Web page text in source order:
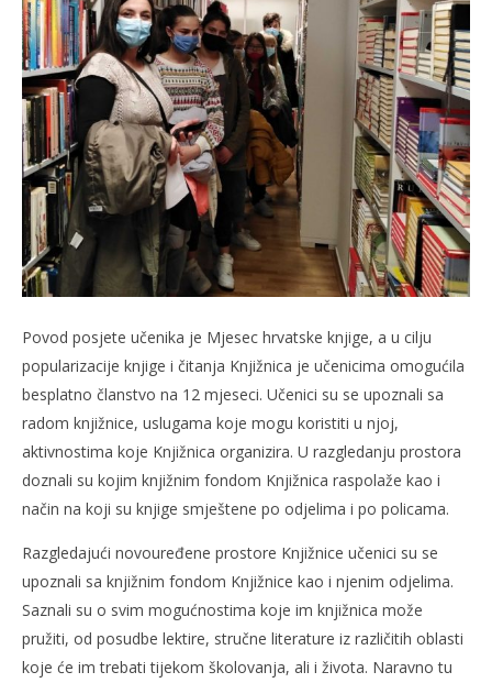
TRENUTNO OTVORENO
Knjižnicu posjetili učenici viših razreda OŠ
Euguna Kumičića
13.11.2020.
slatina.net
Povod posjete učenika je Mjesec hrvatske knjige, a u cilju
popularizacije knjige i čitanja Knjižnica je učenicima omogućila
besplatno članstvo na 12 mjeseci. Učenici su se upoznali sa
radom knjižnice, uslugama koje mogu koristiti u njoj,
aktivnostima koje Knjižnica organizira. U razgledanju prostora
doznali su kojim knjižnim fondom Knjižnica raspolaže kao i
način na koji su knjige smještene po odjelima i po policama.
Razgledajući novouređene prostore Knjižnice učenici su se
upoznali sa knjižnim fondom Knjižnice kao i njenim odjelima.
Saznali su o svim mogućnostima koje im knjižnica može
pružiti, od posudbe lektire, stručne literature iz različitih oblasti
koje će im trebati tijekom školovanja, ali i života. Naravno tu